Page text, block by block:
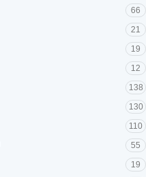
66
21
19
12
138
130
110
55
19